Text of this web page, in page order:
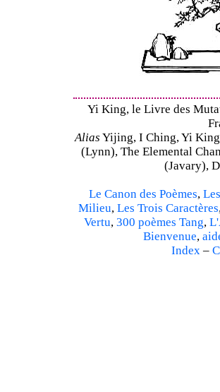
Yi King, le Livre des
Alias Yijing, I Ching, Yi
(Lynn), The Elemental
(Javary),
Le Canon des Poèmes,
Milieu, Les Trois Caractères
Vertu, 300 poèmes Tang,
Bienvenue,
Index–